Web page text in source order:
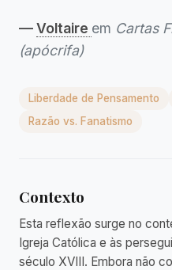
—Voltaire em Cartas
(apócrifa)
Liberdade de Pensamento
Razão vs. Fanatismo
Contexto
Esta reflexão surge no
Igreja Católica e às
século XVIII. Embora não